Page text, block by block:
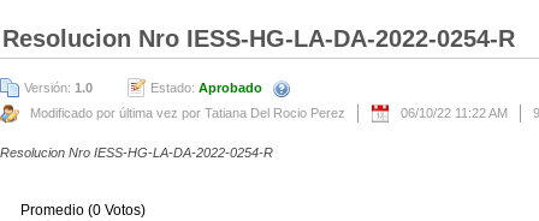
Resolucion Nro IESS-HG-LA-DA-2022-0254-R
Versión: 1.0 Estado: Aprobado
Modificado por última vez por Tatiana Del Rocio Perez
06/10/22 11:22 AM
Resolucion Nro IESS-HG-LA-DA-2022-0254-R
Promedio (0 Votos)